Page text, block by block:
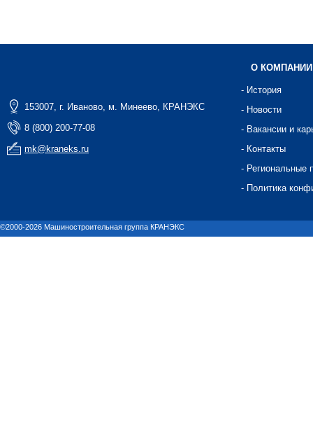
153007, г. Иваново, м. Минеево, КРАНЭКС
8 (800) 200-77-08
mk@kraneks.ru
О КОМПАНИИ
- История
- Новости
- Вакансии и
- Контакты
- Региональные
- Политика
©2000-2026 Машиностроительная группа КРАНЭКС